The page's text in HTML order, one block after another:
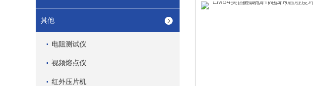
其他
电阻测试仪
视频熔点仪
红外压片机